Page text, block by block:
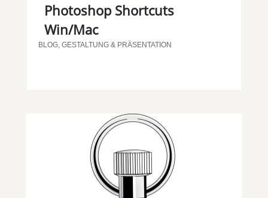
Photoshop Shortcuts
Win/Mac
BLOG, GESTALTUNG & PRÄSENTATION